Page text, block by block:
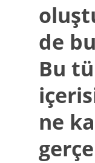
de
Bu
ne